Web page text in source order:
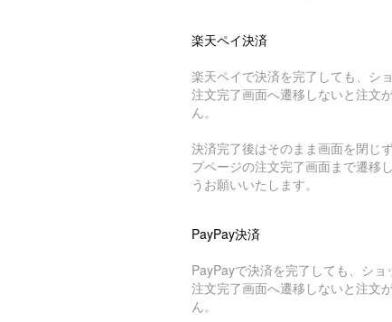
楽天ペイ決済
楽天ペイで決済を完了しても、シ
注文完了画面へ遷移しないと注文
ん。
決済完了後はそのまま画面を閉じ
プページの注文完了画面まで遷移
うお願いいたします。
PayPay決済
PayPayで決済を完了しても、ショ
注文完了画面へ遷移しないと注文
ん。